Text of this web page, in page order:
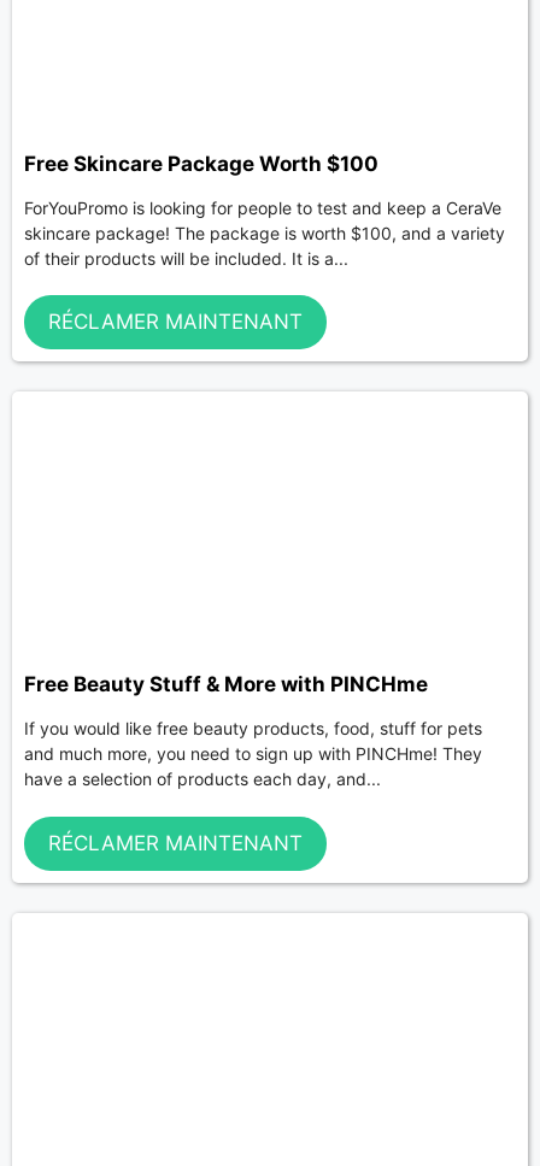
Free Skincare Package Worth $100
ForYouPromo is looking for people to test and keep a CeraVe
skincare package! The package is worth $100, and a variety
of their products will be included. It is a...
RÉCLAMER MAINTENANT
Free Beauty Stuff & More with PINCHme
If you would like free beauty products, food, stuff for pets
and much more, you need to sign up with PINCHme! They
have a selection of products each day, and...
RÉCLAMER MAINTENANT